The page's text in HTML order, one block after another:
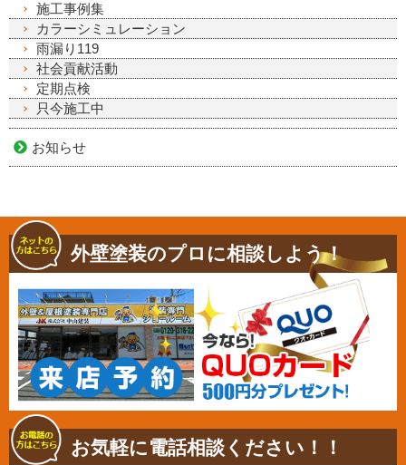
施工事例集
カラーシミュレーション
雨漏り119
社会貢献活動
定期点検
只今施工中
お知らせ
外壁塗装のプロに相談しよう！
お気軽に電話相談ください！！